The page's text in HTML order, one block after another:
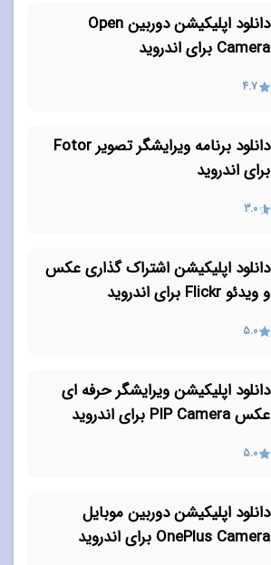
دانلود اپلیکیشن دوربین Open
Camera برای اندروید
4.7
دانلود برنامه ویرایشگر تصویر Fotor
برای اندروید
3.0
دانلود اپلیکیشن اشتراک گذاری عکس
و ویدئو Flickr برای اندروید
5.0
دانلود اپلیکیشن ویرایشگر حرفه ای
عکس PIP Camera برای اندروید
5.0
دانلود اپلیکیشن دوربین موبایل
OnePlus Camera برای اندروید